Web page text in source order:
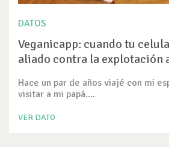
DATOS
Veganicapp: cuando tu
aliado contra la explotación
Hace un par de años viajé con mi
visitar a mi papá....
VER DATO